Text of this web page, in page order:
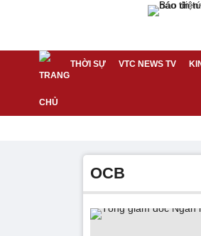
THỜI SỰ VTC NEWS TV
OCB